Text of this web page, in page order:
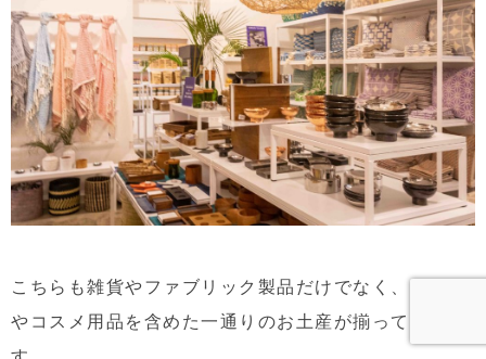
こちらも雑貨やファブリック製品だけでなく、フード
やコスメ用品を含めた一通りのお土産が揃っていま